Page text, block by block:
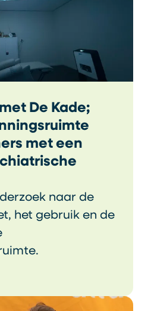
De Kade;
met een
naar de
het gebruik en de